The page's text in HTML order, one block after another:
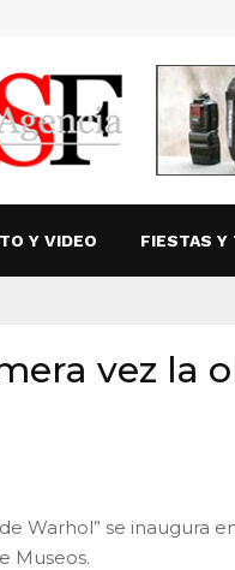
Y VIDEO FIESTAS Y
vez la
Warhol” se inaugura
Museos.